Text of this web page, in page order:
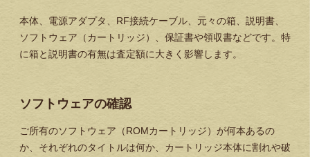
本体、電源アダプタ、RF接続ケーブル、元々の箱、説明書、
ソフトウェア（カートリッジ）、保証書や領収書などです。特
に箱と説明書の有無は査定額に大きく影響します。
ソフトウェアの確認
ご所有のソフトウェア（ROMカートリッジ）が何本あるの
か、それぞれのタイトルは何か、カートリッジ本体に割れや破